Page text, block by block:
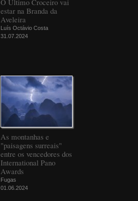
estar na Branda da
Aveleira
Luís Octávio Costa
31.07.2024
As montanhas e
"paisagens surreais"
entre os vencedores dos
International Pano
Awards
Fugas
01.06.2024